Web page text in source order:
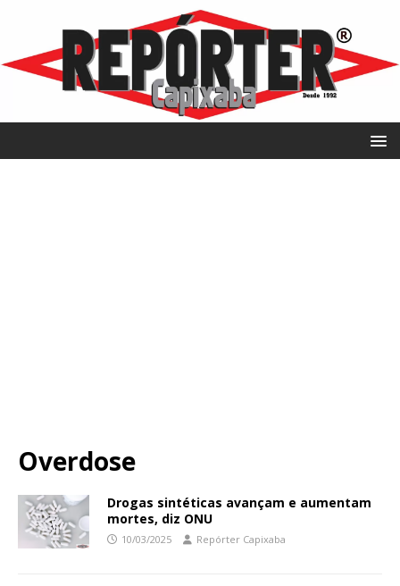
Overdose
Drogas sintéticas avançam e aumentam
mortes, diz ONU
10/03/2025 Repórter Capixaba